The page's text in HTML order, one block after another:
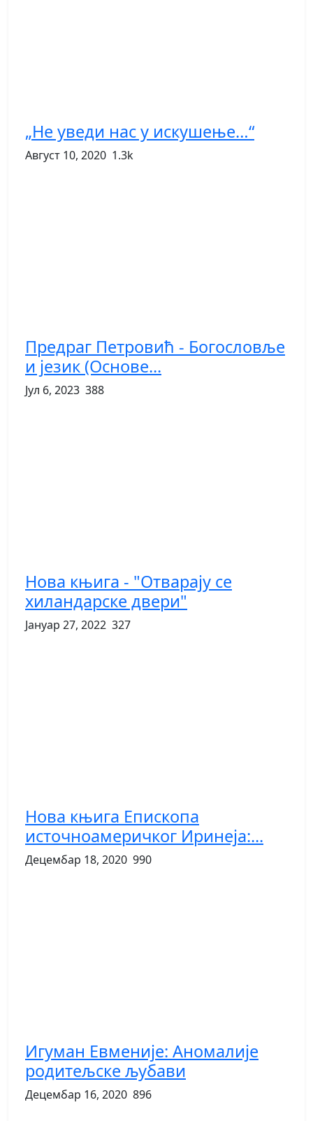
„Не уведи нас у искушење…“
Август 10, 2020 1.3k
Предраг Петровић - Богословље
и језик (Основе...
Јул 6, 2023 388
Нова књига - "Отварају се
хиландарске двери"
Јануар 27, 2022 327
Нова књига Епископа
источноамеричког Иринеја:...
Децембар 18, 2020 990
Игуман Евменије: Аномалије
родитељске љубави
Децембар 16, 2020 896